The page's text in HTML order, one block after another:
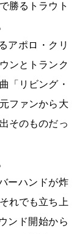
勝るトラウト
アポロ・クリ
ンとトランク
「リビング・
ファンから大
そのものだっ
ーハンドが炸
れでも立ち上
ンド開始から